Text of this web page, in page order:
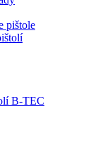
pištole
B-TEC